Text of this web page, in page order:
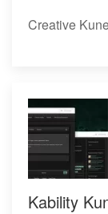
Creative
Kability